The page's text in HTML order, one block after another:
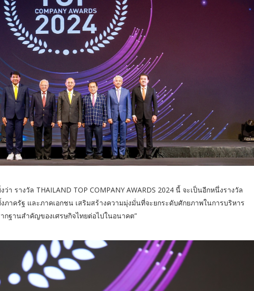
า รางวัล THAILAND TOP COMPANY AWARDS 2024 นี้ จะเป็นอีกหนึ่งรางวัล
ภาครัฐ และภาคเอกชน เสริมสร้างความมุ่งมั่นที่จะยกระดับศักยภาพในการบริหาร
กฐานสำคัญของเศรษกิจไทยต่อไปในอนาคต”